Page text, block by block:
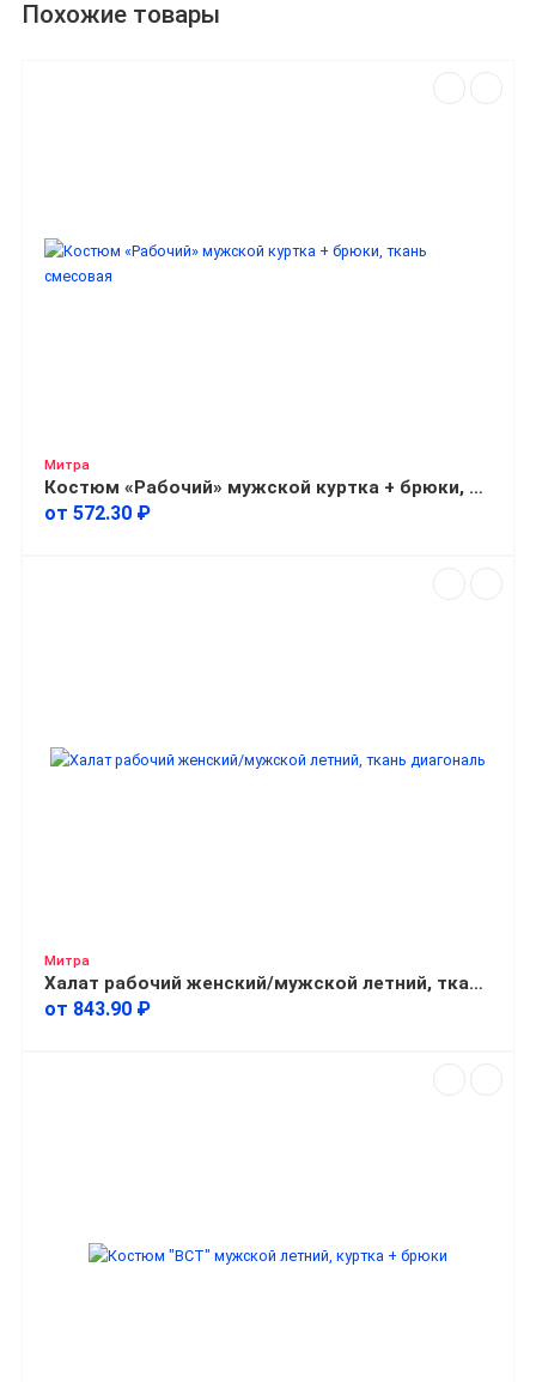
Похожие товары
Митра
Костюм «Рабочий» мужской куртка + брюки, ткань смесовая
от 572.30 ₽
Митра
Халат рабочий женский/мужской летний, ткань диагональ
от 843.90 ₽